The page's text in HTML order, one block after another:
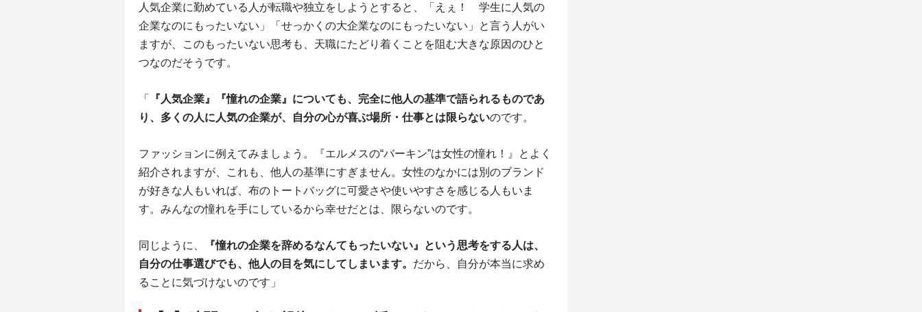
人気企業に勤めている人が転職や独立をしようとすると、「えぇ！ 学生に人気の
企業なのにもったいない」「せっかくの大企業なのにもったいない」と言う人がい
ますが、このもったいない思考も、天職にたどり着くことを阻む大きな原因のひと
つなのだそうです。
「
『人気企業』『憧れの企業』についても、完全に他人の基準で語られるものであ
り、多くの人に人気の企業が、自分の心が喜ぶ場所・仕事とは限らないのです。
ファッションに例えてみましょう。『エルメスの“バーキン”は女性の憧れ！』とよく
紹介されますが、これも、他人の基準にすぎません。女性のなかには別のブランド
が好きな人もいれば、布のトートバッグに可愛さや使いやすさを感じる人もいま
す。みんなの憧れを手にしているから幸せだとは、限らないのです。
同じように、
『憧れの企業を辞めるなんてもったいない』という思考をする人は、
自分の仕事選びでも、他人の目を気にしてしまいます。 だから、自分が本当に求め
ることに気づけないのです」